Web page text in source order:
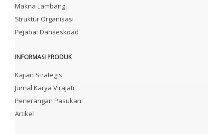
Makna Lambang
Struktur Organisasi
Pejabat Danseskoad
INFORMASI PRODUK
Kajian Strategis
Jurnal Karya Virajati
Penerangan Pasukan
Artikel